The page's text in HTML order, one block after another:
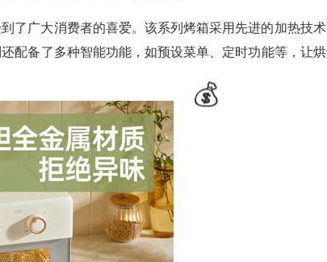
了广大消费者的喜爱。该系列烤箱采用先进的加热技
配备了多种智能功能，如预设菜单、定时功能等，让